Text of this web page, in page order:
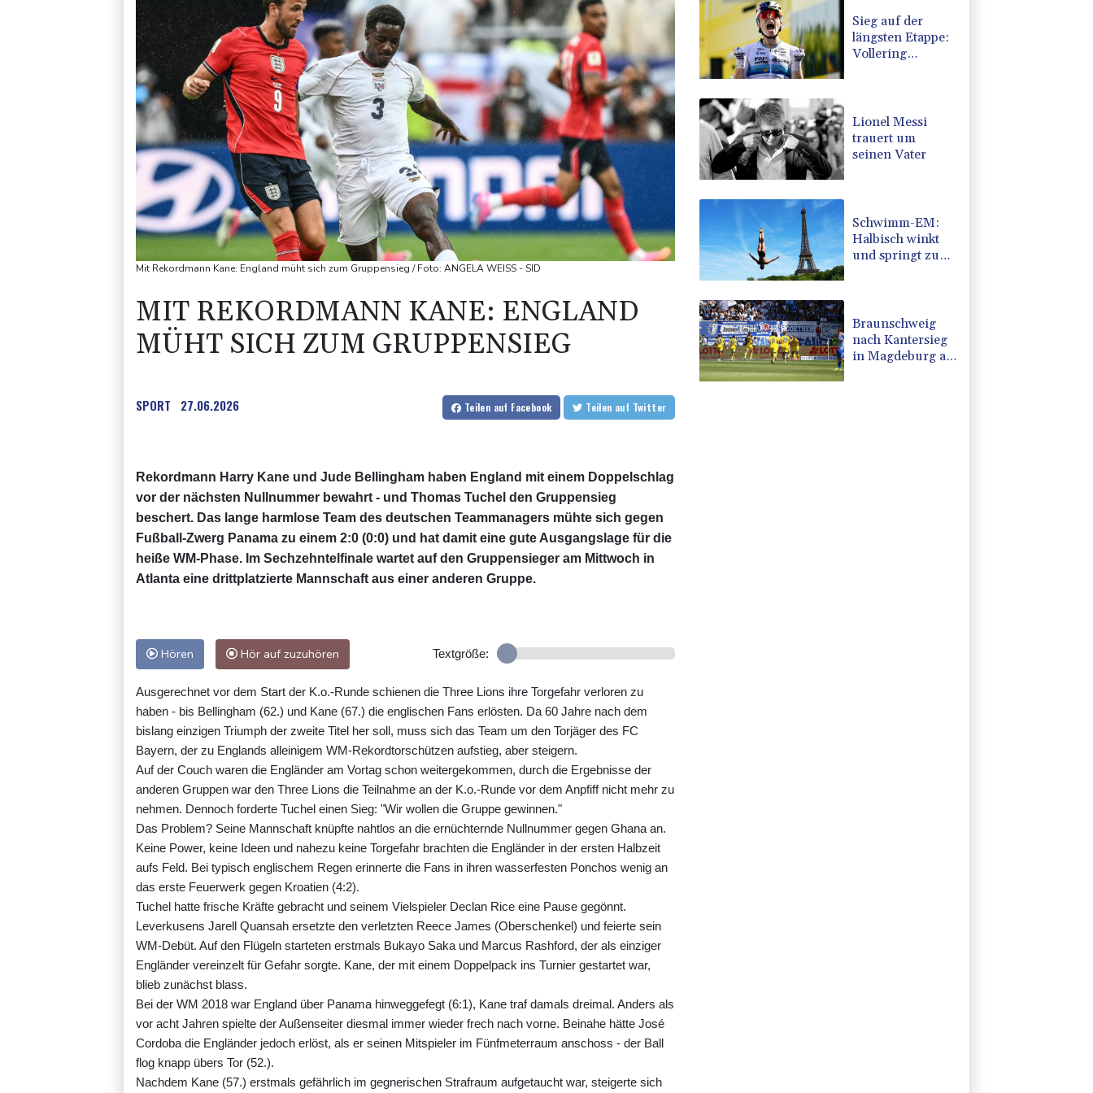
Mit Rekordmann Kane: England müht sich zum Gruppensieg / Foto: ANGELA WEISS - SID
MIT REKORDMANN KANE: ENGLAND
MÜHT SICH ZUM GRUPPENSIEG
SPORT 27.06.2026 Teilen auf Facebook Teilen auf Twitter
Rekordmann Harry Kane und Jude Bellingham haben England mit einem Doppelschlag
vor der nächsten Nullnummer bewahrt - und Thomas Tuchel den Gruppensieg
beschert. Das lange harmlose Team des deutschen Teammanagers mühte sich gegen
Fußball-Zwerg Panama zu einem 2:0 (0:0) und hat damit eine gute Ausgangslage für die
heiße WM-Phase. Im Sechzehntelfinale wartet auf den Gruppensieger am Mittwoch in
Atlanta eine drittplatzierte Mannschaft aus einer anderen Gruppe.
Hören Hör auf zuzuhören Textgröße:
Ausgerechnet vor dem Start der K.o.-Runde schienen die Three Lions ihre Torgefahr verloren zu
haben - bis Bellingham (62.) und Kane (67.) die englischen Fans erlösten. Da 60 Jahre nach dem
bislang einzigen Triumph der zweite Titel her soll, muss sich das Team um den Torjäger des FC
Bayern, der zu Englands alleinigem WM-Rekordtorschützen aufstieg, aber steigern.
Auf der Couch waren die Engländer am Vortag schon weitergekommen, durch die Ergebnisse der
anderen Gruppen war den Three Lions die Teilnahme an der K.o.-Runde vor dem Anpfiff nicht mehr zu
nehmen. Dennoch forderte Tuchel einen Sieg: "Wir wollen die Gruppe gewinnen."
Das Problem? Seine Mannschaft knüpfte nahtlos an die ernüchternde Nullnummer gegen Ghana an.
Keine Power, keine Ideen und nahezu keine Torgefahr brachten die Engländer in der ersten Halbzeit
aufs Feld. Bei typisch englischem Regen erinnerte die Fans in ihren wasserfesten Ponchos wenig an
das erste Feuerwerk gegen Kroatien (4:2).
Tuchel hatte frische Kräfte gebracht und seinem Vielspieler Declan Rice eine Pause gegönnt.
Leverkusens Jarell Quansah ersetzte den verletzten Reece James (Oberschenkel) und feierte sein
WM-Debüt. Auf den Flügeln starteten erstmals Bukayo Saka und Marcus Rashford, der als einziger
Engländer vereinzelt für Gefahr sorgte. Kane, der mit einem Doppelpack ins Turnier gestartet war,
blieb zunächst blass.
Bei der WM 2018 war England über Panama hinweggefegt (6:1), Kane traf damals dreimal. Anders als
vor acht Jahren spielte der Außenseiter diesmal immer wieder frech nach vorne. Beinahe hätte José
Cordoba die Engländer jedoch erlöst, als er seinen Mitspieler im Fünfmeterraum anschoss - der Ball
flog knapp übers Tor (52.).
Nachdem Kane (57.) erstmals gefährlich im gegnerischen Strafraum aufgetaucht war, steigerte sich
Sieg auf der
längsten Etappe:
Vollering
Lionel Messi
trauert um
seinen Vater
Schwimm-EM:
Halbisch winkt
und springt zu
Braunschweig
nach Kantersieg
in Magdeburg an